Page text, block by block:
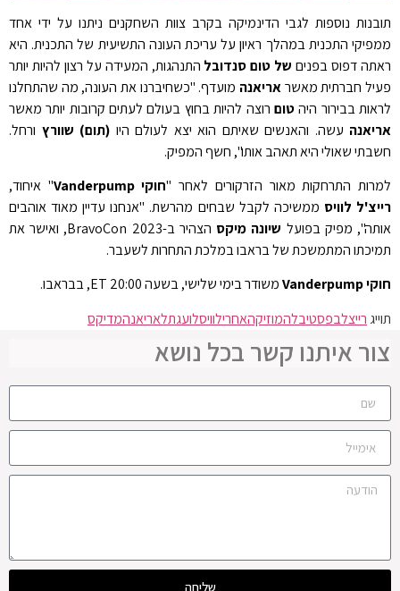
תובנות נוספות לגבי הדינמיקה בקרב צוות השחקנים ניתנו על ידי אחד
ממפיקי התכנית במהלך ראיון על עריכת העונה התשיעית של התכנית. היא
ראתה דפוס בפנים של טום סנדובל התנהגות, המעידה על רצון להיות יותר
פעיל חברתית מאשראריאנה מועדף. "כשחיברנו את העונה, מה שהתחלנו
לראות בבירור היהטום רוצה להיות בחוץ בעולם לעתים קרובות יותר מאשר
אריאנה עשה. והאנשים שאיתם הוא יצא לעולם היו (תום) שוורץ ורחל.
חשבתי שאולי היא תאהב אותו", חשף המפיק.
למרות התרחקות מאור הזרקורים לאחר "חוקי Vanderpump
" איחוד,
רייצ'ל לוויס ממשיכה לקבל שבחים מהרשת. "אנחנו עדיין מאוד אוהבים
אותה", מפיק בפועל שיונה מיקס
הצהיר ב-BravoCon 2023, ואישר את
תמיכתו המתמשכת של בראבו במלכת התחרות לשעבר.
חוקי Vanderpump
משודר בימי שלישי, בשעה 20:00 ET, בבראבו.
תוייג רייצלבפסטיבלהמוזיקהאחרילוויסלועגתלאריאנהמדיקס
צור איתנו קשר בכל נושא
שליחה